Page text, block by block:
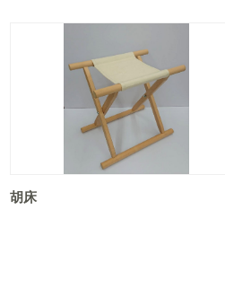
胡床